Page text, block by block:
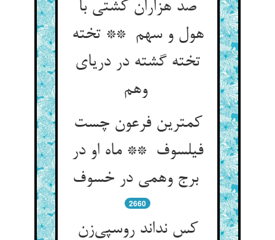
صد هزاران کشتی با
هول و سهم ** تخته
تخته گشته در دریای
وهم
کمترین فرعون چست
فیلسوف ** ماه او در
برج وهمی در خسوف
2660
کس نداند روسپی‌زن